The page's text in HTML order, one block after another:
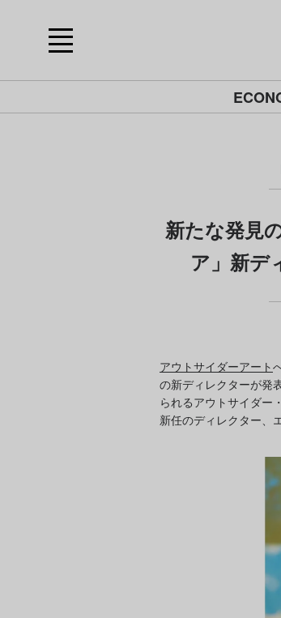
新たな発見
ア」新デ
アウトサイダーアート
の新ディレクターが発
られるアウトサイダー
新任のディレクター、